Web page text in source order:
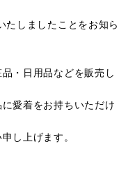
たしましたことをお知ら
・日用品などを販売し
愛着をお持ちいただけ
申し上げます。